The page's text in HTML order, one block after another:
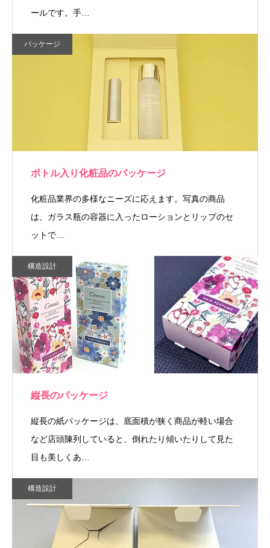
ールです。手…
パッケージ
ボトル入り化粧品のパッケージ
化粧品業界の多様なニーズに応えます。写真の商品
は、ガラス瓶の容器に入ったローションとリップのセ
ットで…
構造設計
縦長のパッケージ
縦長の紙パッケージは、底面積が狭く商品が軽い場合
など店頭陳列していると、倒れたり傾いたりして見た
目も美しくあ…
構造設計